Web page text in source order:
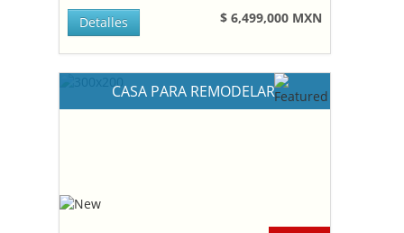
$ 6,499,000 MXN
Detalles
CASA PARA REMODELAR